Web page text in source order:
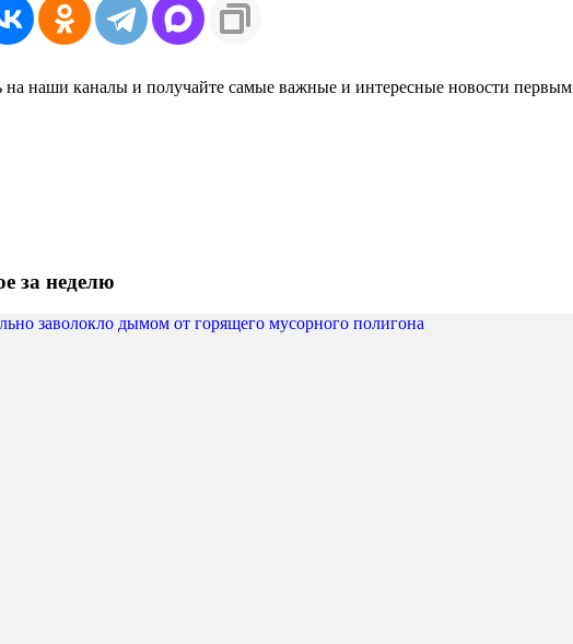
наши каналы и получайте самые важные и интересные новости первым
за неделю